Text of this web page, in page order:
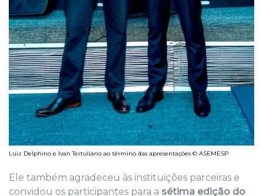
Luiz Delphino e Ivan Tertuliano ao término das apresentações © ASEMESP
Ele também agradeceu às instituições parceiras e
convidou os participantes para a sétima edição do